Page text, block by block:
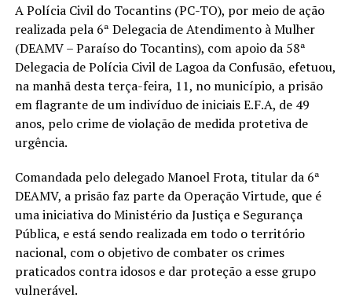
A Polícia Civil do Tocantins (PC-TO), por meio de ação
realizada pela 6ª Delegacia de Atendimento à Mulher
(DEAMV – Paraíso do Tocantins), com apoio da 58ª
Delegacia de Polícia Civil de Lagoa da Confusão, efetuou,
na manhã desta terça-feira, 11, no município, a prisão
em flagrante de um indivíduo de iniciais E.F.A, de 49
anos, pelo crime de violação de medida protetiva de
urgência.
Comandada pelo delegado Manoel Frota, titular da 6ª
DEAMV, a prisão faz parte da Operação Virtude, que é
uma iniciativa do Ministério da Justiça e Segurança
Pública, e está sendo realizada em todo o território
nacional, com o objetivo de combater os crimes
praticados contra idosos e dar proteção a esse grupo
vulnerável.